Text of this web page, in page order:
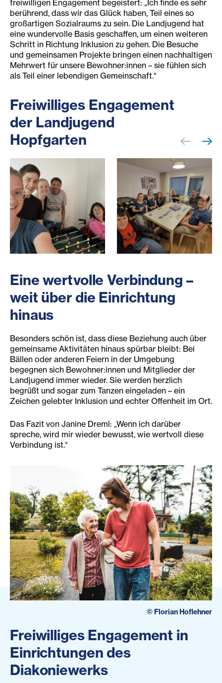
freiwilligen Engagement begeistert: „Ich finde es sehr
berührend, dass wir das Glück haben, Teil eines so
großartigen Sozialraums zu sein. Die Landjugend hat
eine wundervolle Basis geschaffen, um einen weiteren
Schritt in Richtung Inklusion zu gehen. Die Besuche
und gemeinsamen Projekte bringen einen nachhaltigen
Mehrwert für unsere Bewohner:innen – sie fühlen sich
als Teil einer lebendigen Gemeinschaft.“
Freiwilliges Engagement
der Landjugend
Hopfgarten
Eine wertvolle Verbindung –
weit über die Einrichtung
hinaus
Besonders schön ist, dass diese Beziehung auch über
gemeinsame Aktivitäten hinaus spürbar bleibt: Bei
Bällen oder anderen Feiern in der Umgebung
begegnen sich Bewohner:innen und Mitglieder der
Landjugend immer wieder. Sie werden herzlich
begrüßt und sogar zum Tanzen eingeladen – ein
Zeichen gelebter Inklusion und echter Offenheit im Ort.
Das Fazit von Janine Dreml: „Wenn ich darüber
spreche, wird mir wieder bewusst, wie wertvoll diese
Verbindung ist.“
©Florian Hoflehner
Freiwilliges Engagement in
Einrichtungen des
Diakoniewerks